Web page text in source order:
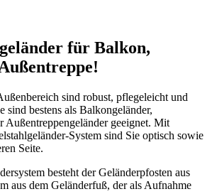
für Balkon,
sind robust, pflegeleicht und
sind bestens als Balkongeländer,
Außentreppengeländer geeignet. Mit
System sind Sie optisch sowie
Seite.
besteht der Geländerpfosten aus
aus dem Geländerfuß, der als Aufnahme